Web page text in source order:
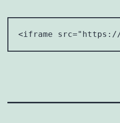
<iframe src="https://